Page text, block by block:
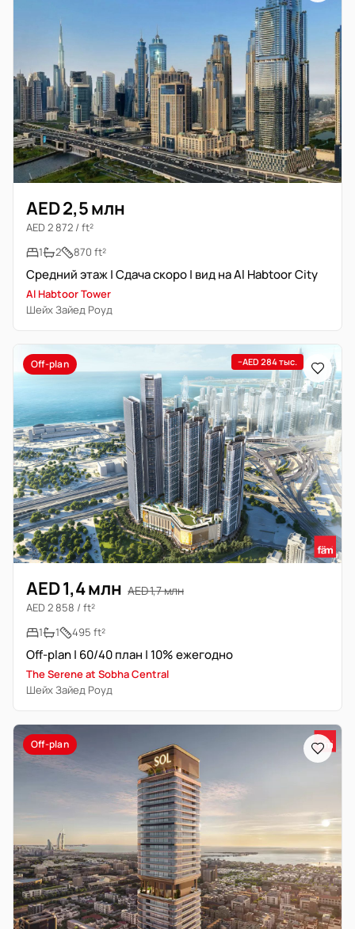
AED 2,5 млн
AED 2 872 / ft²
1
2 870 ft²
Средний этаж | Сдача скоро | вид на Al Habtoor City
Al Habtoor Tower
Шейх Зайед Роуд
Off-plan −AED 284 тыс.
AED 1,4 млн AED 1,7 млн
AED 2 858 / ft²
1
1 495 ft²
Off-plan | 60/40 план | 10% ежегодно
The Serene at Sobha Central
Шейх Зайед Роуд
Off-plan